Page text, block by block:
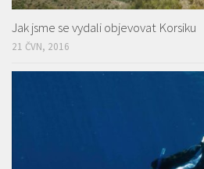
Jak jsme se vydali objevovat Korsiku
21 ČVN, 2016